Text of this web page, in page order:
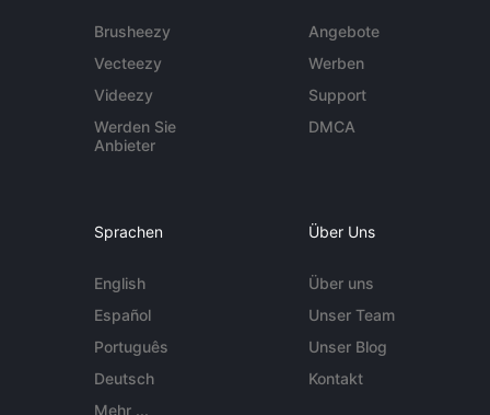
Brusheezy
Vecteezy
Videezy
Werden Sie
Anbieter
Angebote
Werben
Support
DMCA
Sprachen
English
Español
Português
Deutsch
Mehr ...
Über Uns
Über uns
Unser Team
Unser Blog
Kontakt